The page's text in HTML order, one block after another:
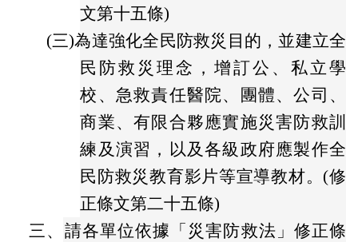
文第十五條)
(三)為達強化全民防救災目的，並建立全
民防救災理念，增訂公、私立學
校、急救責任醫院、團體、公司、
商業、有限合夥應實施災害防救訓
練及演習，以及各級政府應製作全
民防救災教育影片等宣導教材。(修
正條文第二十五條)
三、 請各單位依據「災害防救法」修正條